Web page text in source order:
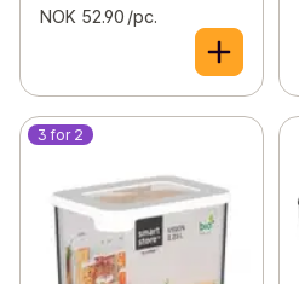
NOK 52.90 /pc.
3 for 2